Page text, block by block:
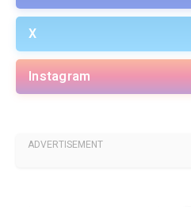
X
Instagram
ADVERTISEMENT